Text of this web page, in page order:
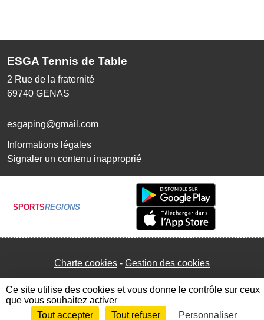
ESGA Tennis de Table
2 Rue de la fraternité
69740 GENAS
esgaping@gmail.com
Informations légales
Signaler un contenu inapproprié
SPORTSREGIONS
Charte cookies Gestion des cookies
Envie de participer ? Connexion
Ce site utilise des cookies et vous donne le contrôle sur ceux
que vous souhaitez activer
Tout accepter
Tout refuser Personnaliser